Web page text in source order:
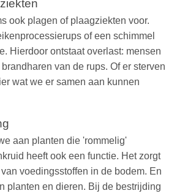
ook plagen of plaagziekten voor.
of een schimmel
Hierdoor ontstaat overlast: mensen
van de rups. Of er sterven
wat we er samen aan kunnen
aan planten die 'rommelig'
heeft ook een functie. Het zorgt
voedingsstoffen in de bodem. En
planten en dieren. Bij de bestrijding